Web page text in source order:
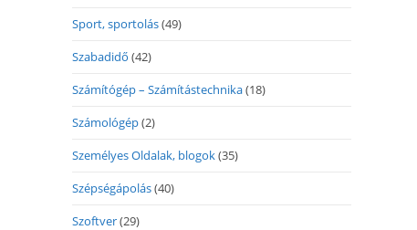
Sport, sportolás(49)
Szabadidő (42)
Számítógép – Számítástechnika(18)
Számológép(2)
Személyes Oldalak, blogok(35)
Szépségápolás(40)
Szoftver(29)